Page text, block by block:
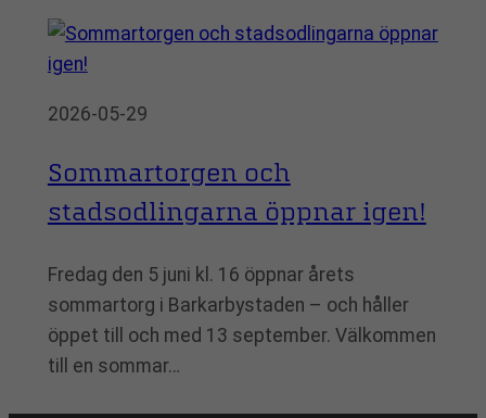
2026-05-29
Sommartorgen och
stadsodlingarna öppnar igen!
Fredag den 5 juni kl. 16 öppnar årets
sommartorg i Barkarbystaden – och håller
öppet till och med 13 september. Välkommen
till en sommar…